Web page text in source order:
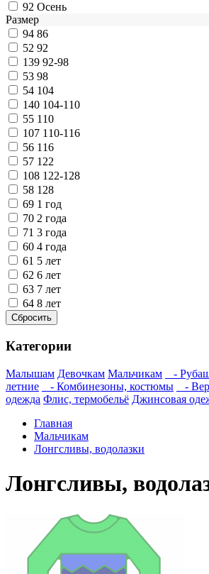
92 Осень
Размер
94 86
52 92
139 92-98
53 98
54 104
140 104-110
55 110
107 110-116
56 116
57 122
108 122-128
58 128
69 1 год
70 2 года
71 3 года
60 4 года
61 5 лет
62 6 лет
63 7 лет
64 8 лет
Категории
Малышам Девочкам Мальчикам -
летние
- Комбинезоны, костюмы -
одежда Флис, термобельё Джинсовая
Главная
Мальчикам
Лонгсливы, водолазки
Лонгсливы,